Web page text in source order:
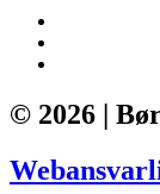
© 2026 |